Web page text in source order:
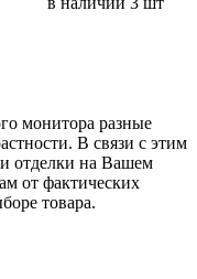
монитора разные
В связи с этим
и отделки на Вашем
от фактических
товара.